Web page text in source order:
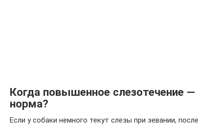
Когда повышенное слезотечение —
норма?
Если у собаки немного текут слезы при зевании, после